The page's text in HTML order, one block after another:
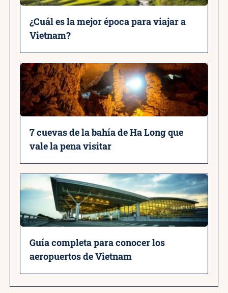
¿Cuál es la mejor época para viajar a
Vietnam?
7 cuevas de la bahía de Ha Long que
vale la pena visitar
Guía completa para conocer los
aeropuertos de Vietnam